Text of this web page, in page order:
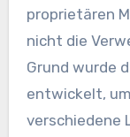
proprietären
nicht die
Grund wurde
entwickelt,
verschiedene